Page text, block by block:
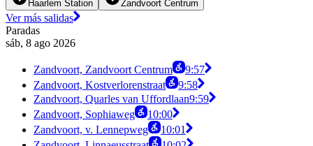
Haarlem Station Zandvoort Centrum
Ver más salidas
Paradas
sáb, 8 ago 2026
Zandvoort, Zandvoort Centrum
9:57
Zandvoort, Kostverlorenstraat
9:58
Zandvoort, Quarles van Uffordlaan9:59
Zandvoort, Sophiaweg
10:00
Zandvoort, v. Lennepweg
10:01